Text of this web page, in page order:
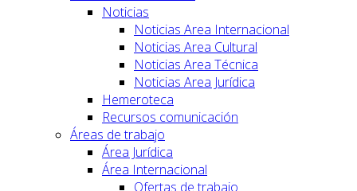
Noticias
Noticias Area Internacional
Noticias Area Cultural
Noticias Area Técnica
Noticias Area Jurídica
Hemeroteca
Recursos comunicación
Áreas de trabajo
Área Jurídica
Área Internacional
Ofertas de trabajo